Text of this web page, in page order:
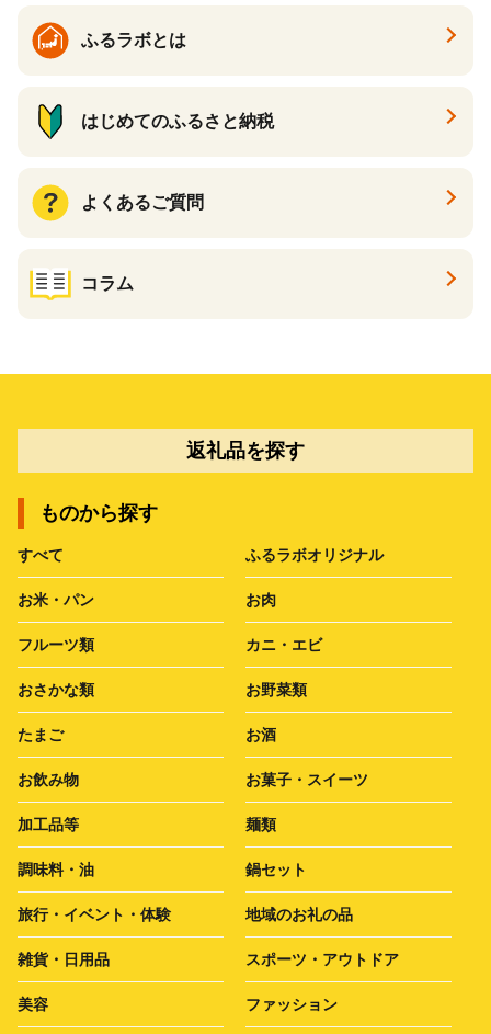
ふるラボとは
はじめてのふるさと納税
よくあるご質問
コラム
返礼品を探す
ものから探す
すべて ふるラボオリジナル
お米・パン お肉
フルーツ類 カニ・エビ
おさかな類 お野菜類
たまご お酒
お飲み物 お菓子・スイーツ
加工品等 麺類
調味料・油 鍋セット
旅行・イベント・体験 地域のお礼の品
雑貨・日用品 スポーツ・アウトドア
美容 ファッション